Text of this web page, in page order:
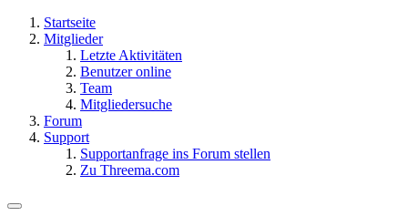
Startseite
Mitglieder
Letzte Aktivitäten
Benutzer online
Team
Mitgliedersuche
Forum
Support
Supportanfrage ins Forum stellen
Zu Threema.com